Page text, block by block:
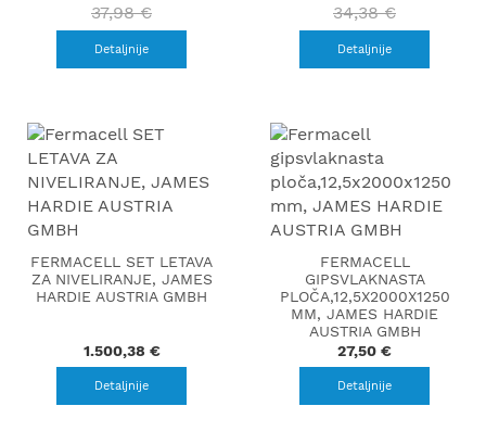
37,98 €
Detaljnije
34,38 €
Detaljnije
FERMACELL SET LETAVA
ZA NIVELIRANJE, JAMES
HARDIE AUSTRIA GMBH
1.500,38 €
Detaljnije
FERMACELL
GIPSVLAKNASTA
PLOČA,12,5X2000X1250
MM, JAMES HARDIE
AUSTRIA GMBH
27,50 €
Detaljnije